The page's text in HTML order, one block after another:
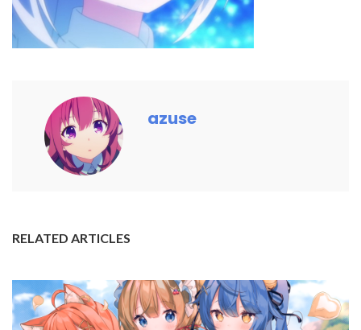
azuse
RELATED ARTICLES